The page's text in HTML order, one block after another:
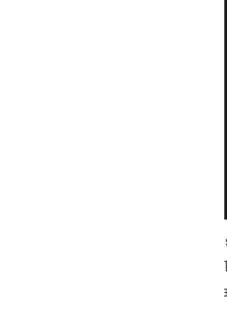
Наш сайт использует файлы
и повысить эффективность
сайтом, вы соглашаетесь с